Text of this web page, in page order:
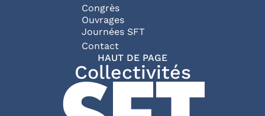
Congrès
Ouvrages
Journées SFT
Pied de page
Contact
HAUT DE PAGE
Collectivités